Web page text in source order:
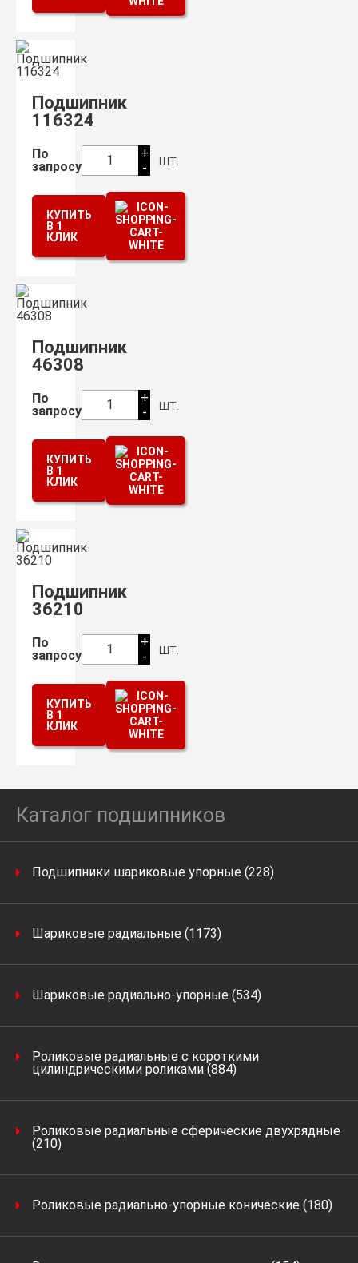
Каталог подшипников
Подшипники шариковые упорные (228)
Шариковые радиальные (1173)
Шариковые радиально-упорные (534)
Роликовые радиальные с короткими
цилиндрическими роликами (884)
Роликовые радиальные сферические двухрядные
(210)
Роликовые радиально-упорные конические (180)
Подшипник
116324
По
запросу
1
+
-
шт.
КУПИТЬ
В 1
КЛИК
Подшипник
46308
По
запросу
1
+
-
шт.
КУПИТЬ
В 1
КЛИК
Подшипник
36210
По
запросу
1
+
-
шт.
КУПИТЬ
В 1
КЛИК